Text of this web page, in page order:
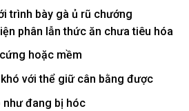
trình bàygà ủ rũ chướng
phân lẫn thức ăn chưa tiêu hóa
hoặc mềm
với thể giữ cân bằng được
như đang bị hóc